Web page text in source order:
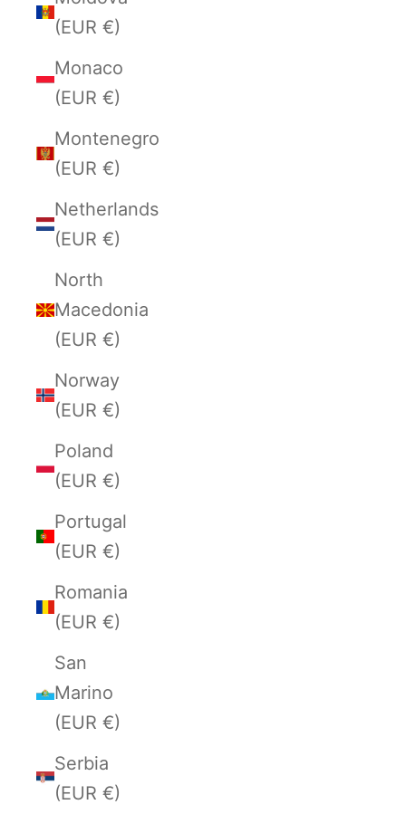
(EUR €)
Monaco
(EUR €)
Montenegro
(EUR €)
Netherlands
(EUR €)
North
Macedonia
(EUR €)
Norway
(EUR €)
Poland
(EUR €)
Portugal
(EUR €)
Romania
(EUR €)
San
Marino
(EUR €)
Serbia
(EUR €)